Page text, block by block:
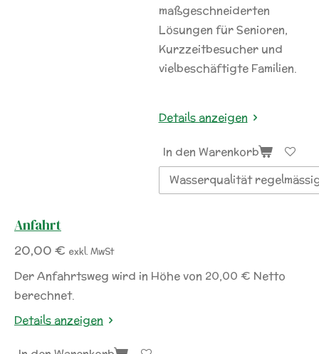
maßgeschneiderten
Lösungen für Senioren,
Kurzzeitbesucher und
vielbeschäftigte Familien.
Details anzeigen
In den Warenkorb
Anfahrt
20,00 € exkl. MwSt
Der Anfahrtsweg wird in Höhe von 20,00 € Netto
berechnet.
Details anzeigen